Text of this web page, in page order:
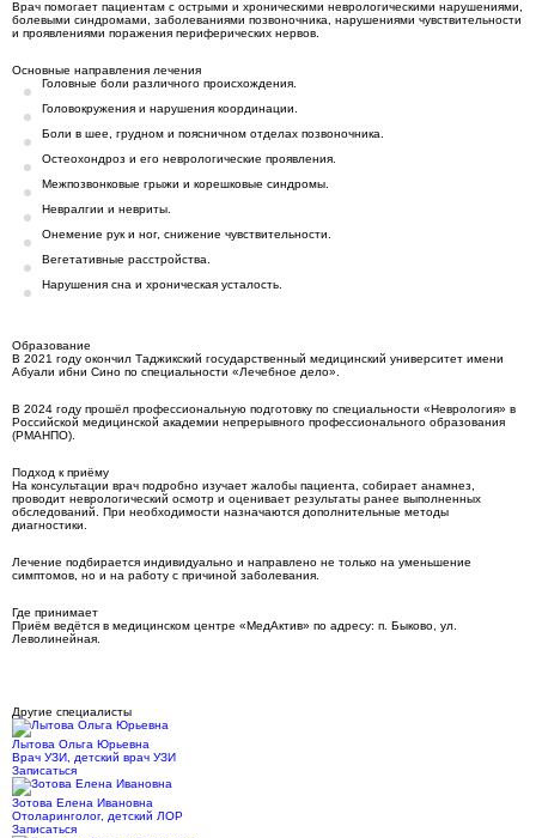
Врач помогает пациентам с острыми и хроническими неврологическими нарушениями,
болевыми синдромами, заболеваниями позвоночника, нарушениями чувствительности
и проявлениями поражения периферических нервов.
Основные направления лечения
Головные боли различного происхождения.
Головокружения и нарушения координации.
Боли в шее, грудном и поясничном отделах позвоночника.
Остеохондроз и его неврологические проявления.
Межпозвонковые грыжи и корешковые синдромы.
Невралгии и невриты.
Онемение рук и ног, снижение чувствительности.
Вегетативные расстройства.
Нарушения сна и хроническая усталость.
Образование
В 2021 году окончил Таджикский государственный медицинский университет имени
Абуали ибни Сино по специальности «Лечебное дело».
В 2024 году прошёл профессиональную подготовку по специальности «Неврология» в
Российской медицинской академии непрерывного профессионального образования
(РМАНПО).
Подход к приёму
На консультации врач подробно изучает жалобы пациента, собирает анамнез,
проводит неврологический осмотр и оценивает результаты ранее выполненных
обследований. При необходимости назначаются дополнительные методы
диагностики.
Лечение подбирается индивидуально и направлено не только на уменьшение
симптомов, но и на работу с причиной заболевания.
Где принимает
Приём ведётся в медицинском центре «МедАктив» по адресу: п. Быково, ул.
Леволинейная.
Другие специалисты
Лытова Ольга Юрьевна
Врач УЗИ, детский врач УЗИ
Записаться
Зотова Елена Ивановна
Отоларинголог, детский ЛОР
Записаться